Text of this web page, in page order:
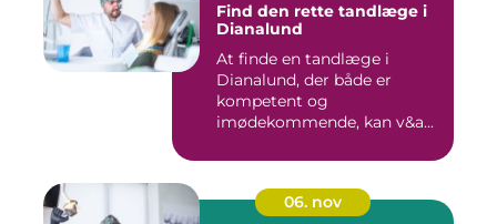
Find den rette tandlæge i
Dianalund
At finde en tandlæge i
Dianalund, der både er
kompetent og
imødekommende, kan v&a...
06. nov